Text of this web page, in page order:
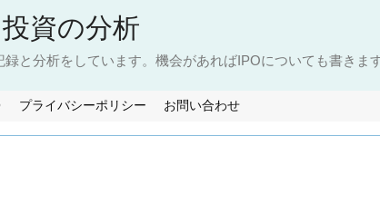
資の分析
と分析をしています。機会があればIPOについても書きます
プライバシーポリシー お問い合わせ